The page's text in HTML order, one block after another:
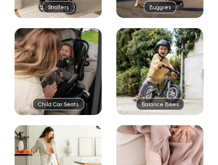
Strollers Buggies
Child Car Seats Balance Bikes